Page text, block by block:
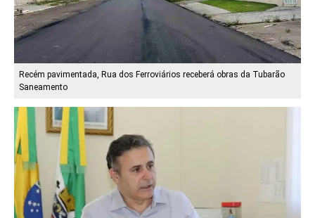
Recém pavimentada, Rua dos Ferroviários receberá obras da Tubarão
Saneamento